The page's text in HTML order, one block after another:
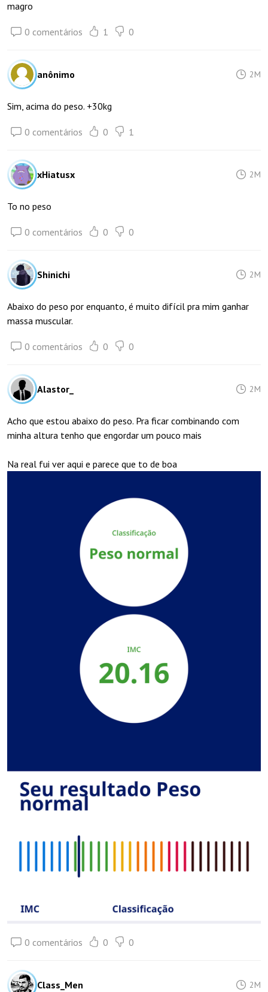
magro
0 comentários 1 0
anônimo 2M
Sim, acima do peso. +30kg
0 comentários 0 1
xHiatusx 2M
To no peso
0 comentários 0 0
Shinichi 2M
Abaixo do peso por enquanto, é muito difícil pra mim ganhar
massa muscular.
0 comentários 0 0
Alastor_ 2M
Acho que estou abaixo do peso. Pra ficar combinando com
minha altura tenho que engordar um pouco mais
Na real fui ver aqui e parece que to de boa
0 comentários 0 0
Class_Men 2M